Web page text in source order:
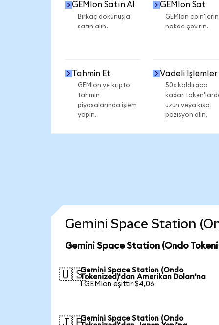
GEMIon Satın Al
Birkaç dokunuşla
satın alın.
GEMIon Sat
GEMIon
nakde çevirin.
Tahmin Et
GEMIon ve kripto
tahmin
piyasalarında işlem
yapın.
Vadeli İşlemler
50x kaldıraca
kadar
uzun veya kısa
pozisyon alın.
Gemini Space Station
Gemini Space Station (Ondo
🇺🇸Gemini Space Station (Ondo
Tokenized)'dan Amerikan Doları'na
1 GEMIon eşittir $4,06
Gemini Space Station (Ondo